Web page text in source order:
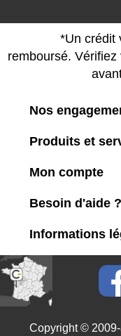
*Un crédit
remboursé.
Nos
Produits et
Mon compte
Besoin d'aide ?
Informations
Copyright ©